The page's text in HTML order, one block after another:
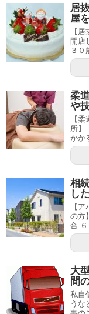
居
屋
【
開店
３０
柔
や
【
所】
かか
相
し
【
の方
合
大
間
私自
うな